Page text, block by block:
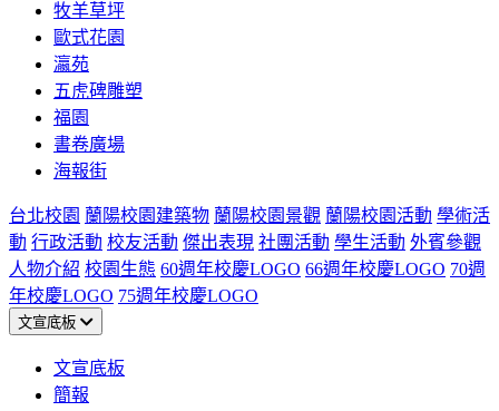
牧羊草坪
歐式花園
瀛苑
五虎碑雕塑
福園
書卷廣場
海報街
台北校園 蘭陽校園建築物 蘭陽校園景觀 蘭陽校園活動 學術活
動 行政活動 校友活動 傑出表現 社團活動 學生活動 外賓參觀
人物介紹 校園生態 60週年校慶LOGO 66週年校慶LOGO 70週
年校慶LOGO 75週年校慶LOGO
文宣底板
文宣底板
簡報